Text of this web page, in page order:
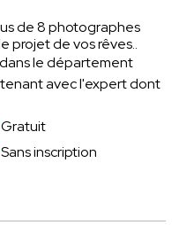
de 8 photographes
projet de vos rêves..
le département
avec l'expert dont
Gratuit
Sans inscription